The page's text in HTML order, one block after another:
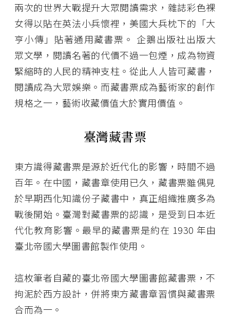
兩次的世界大戰提升大眾閱讀需求，雜誌彩色裸
女得以貼在英法小兵懷裡，美國大兵枕下的「大
亨小傳」貼著通用藏書票。 企鵝出版社出版大
眾文學，閱讀名著的代價不過一包煙，成為物資
緊縮時的人民的精神支柱。從此人人皆可藏書，
閱讀成為大眾娛樂。而藏書票成為藝術家的創作
規格之一，藝術收藏價值大於實用價值。
臺灣藏書票
東方識得藏書票是源於近代化的影響，時間不過
百年。在中國，藏書章使用已久，藏書票雖偶見
於早期西化知識份子藏書中，真正組織推廣多為
戰後開始。臺灣對藏書票的認識，是受到日本近
代化教育影響。最早的藏書票是約在 1930 年由
臺北帝國大學圖書館製作使用。
這枚筆者自藏的臺北帝國大學圖書館藏書票，不
拘泥於西方設計，併將東方藏書章習慣與藏書票
合而為一。